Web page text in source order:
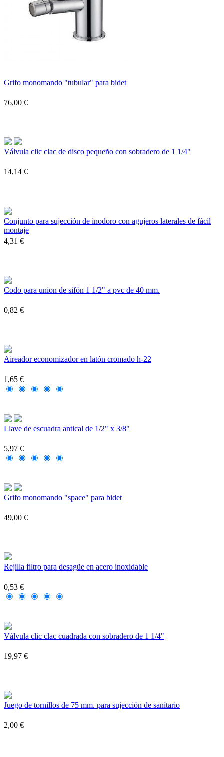
Grifo monomando "tubular" para bidet
76,00 €
Válvula clic clac de disco pequeño con sobradero de 1 1/4"
14,14 €
Conjunto para sujección de inodoro con agujeros laterales de fácil
montaje
4,31 €
Codo para union de sifón 1 1/2" a pvc de 40 mm.
0,82 €
Aireador economizador en latón cromado h-22
1,65 €
Llave de escuadra antical de 1/2" x 3/8"
5,97 €
Grifo monomando "space" para bidet
49,00 €
Rejilla filtro para desagüe en acero inoxidable
0,53 €
Válvula clic clac cuadrada con sobradero de 1 1/4"
19,97 €
Juego de tornillos de 75 mm. para sujección de sanitario
2,00 €